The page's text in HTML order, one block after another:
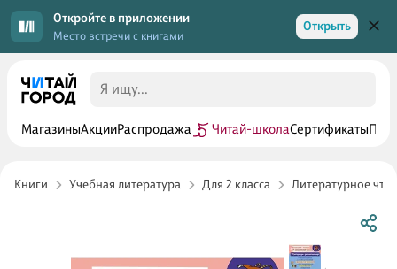
Откройте в приложении
Место встречи с книгами
Открыть
МагазиныАкцииРаспродажа Читай-школаСертификаты
Книги Учебная литература Для 2 класса Литературное